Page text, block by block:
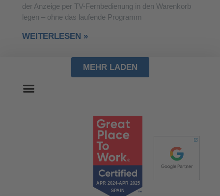
der Anzeige per TV-Fernbedienung in den Warenkorb
legen – ohne das laufende Programm
WEITERLESEN »
MEHR LADEN